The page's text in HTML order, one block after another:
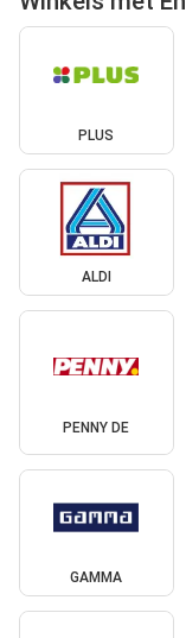
PLUS
ALDI
PENNY DE
GAMMA